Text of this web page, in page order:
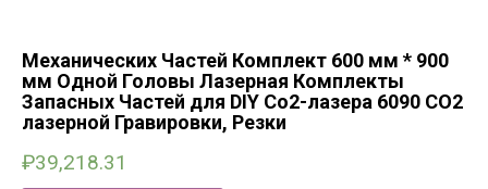
Механических Частей Комплект 600 мм * 900
мм Одной Головы Лазерная Комплекты
Запасных Частей для DIY Со2-лазера 6090 CO2
лазерной Гравировки, Резки
₽39,218.31